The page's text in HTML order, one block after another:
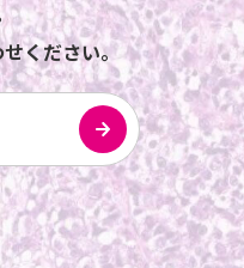
ください。